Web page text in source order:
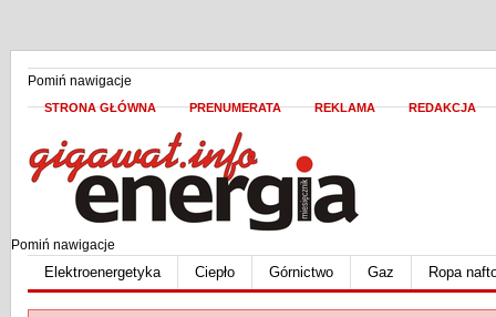
Pomiń nawigacje
STRONA GŁÓWNA PRENUMERATA REKLAMA REDAKCJA
Pomiń nawigacje
Elektroenergetyka Ciepło Górnictwo Gaz Ropa